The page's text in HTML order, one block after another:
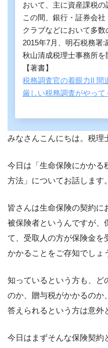
おいて、主に資産課税の
この間、銀行・証券会
クラブなどにおいて多数
2015年7月、明石税務署:
秋山清成税理士事務所を
【著書】
税務調査官の着眼力II 間
厳しい税務調査がやって
みなさんこんにちは。税理
今日は「生命保険にかかる
方法」についてお話します。
皆さんは生命保険の契約に
被保険者というんですが、
て、受取人の方が保険金を
かかることをご存知でしょ
知っているという方も、ど
のか、贈与税がかかるのか
答えられるという方は意外
今日はまずそんな保険契約